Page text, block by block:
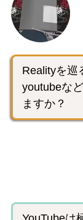
Realityを巡
youtubeな
ますか？